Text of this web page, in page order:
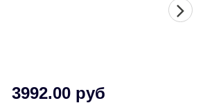
3992.00 руб